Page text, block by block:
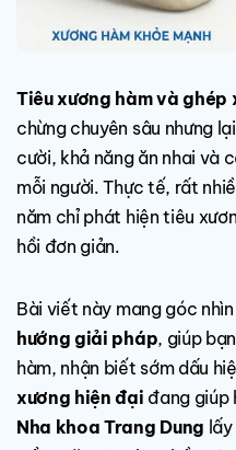
Tiêu xương hàm và ghép
chừng chuyên sâu nhưng
cười, khả năng ăn nhai và
mỗi người. Thực tế, rất
năm chỉ phát hiện tiêu
hồi đơn giản.
Bài viết này mang góc
hướng giải pháp, giúp
hàm, nhận biết sớm dấu
xương hiện đại đang giúp
Nha khoa Trang Dung